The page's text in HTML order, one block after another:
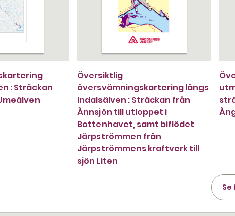
: Sträckan
Översiktlig
översvämningskartering längs
Indalsälven : Sträckan från
Ånnsjön till utloppet i
Bottenhavet, samt biflödet
Järpströmmen från
Järpströmmens kraftverk till
sjön Liten